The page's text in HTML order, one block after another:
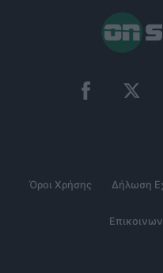
Όροι Χρήσης Δήλωση